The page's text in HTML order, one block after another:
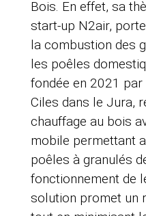
Bois. En effet, sa
start-up N2air,
la combustion des
les poêles
fondée en 2021
Ciles dans le Jura,
chauffage au bois
mobile permettant
poêles à granulés
fonctionnement de
solution promet un